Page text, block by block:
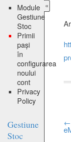
Module
Gestiune
Stoc
Primii
pași
în
configurarea
noului
cont
Privacy
Policy
Gestiune
Stoc
«
←